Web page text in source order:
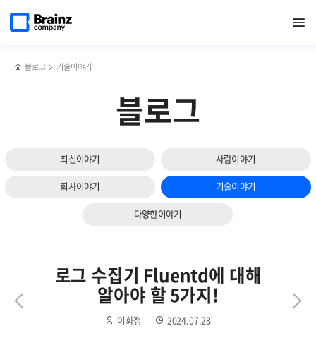
열기
페이지로
블로그 기술이야기
블로그
최신이야기 사람이야기
회사이야기 기술이야기
다양한이야기
APM만으로
완벽한
애플리케이션
로그 수집기 Fluentd에 대해
알아야 할 5가지!
이화정 2024.07.28
Logstash
Filebeat,
다음
슬라이드